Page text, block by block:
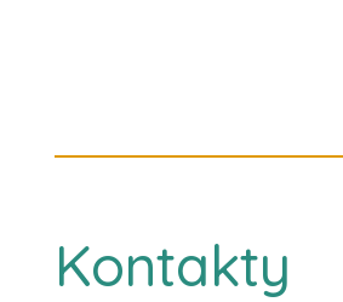
Kontakty